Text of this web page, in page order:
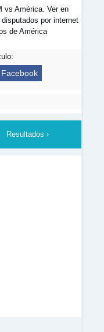
vs América. Ver en
por internet
de América
Facebook
Resultados ›